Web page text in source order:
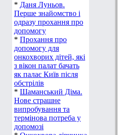
* Даня Луньов.
Перше знайомство і
одразу прохання про
допомогу
* Прохання про
допомогу для
онкохворих дітей, які
з вікон палат бачать
як палає Київ після
обстрілів
* Шаманський Діма.
Нове страшне
випробування та
термінова потреба у
допомозі